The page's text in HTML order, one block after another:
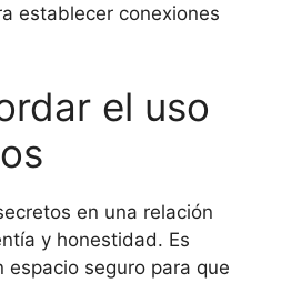
establecer conexiones
el uso
en una relación
y honestidad. Es
espacio seguro para que